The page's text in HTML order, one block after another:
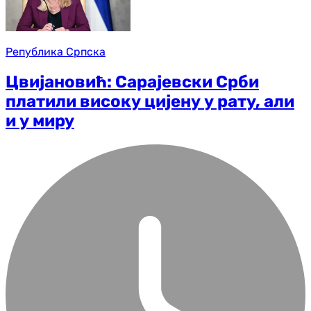
Република Српска
Цвијановић: Сарајевски Срби
платили високу цијену у рату, али
и у миру